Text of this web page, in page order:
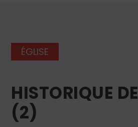
ÉGLISE
HISTORIQUE
(2)